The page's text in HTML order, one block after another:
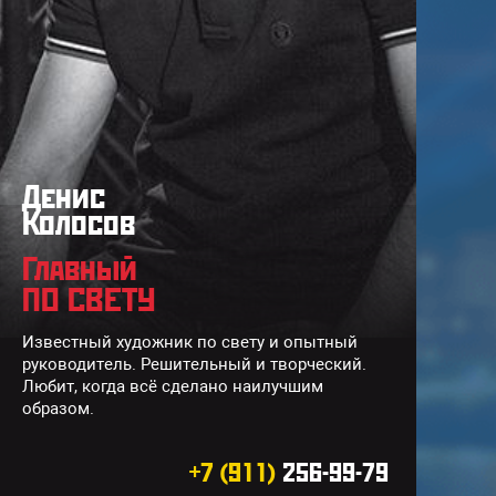
звука мощностью
комплект звука подходит для
,свадьбы, банкета,
(до 250-300 человек)
6 колонок JBL SRX700
4 Активные колонки RCF ART
Денис
Колосов
Главный
ПО СВЕТУ
Известный художник по свету и опытный
руководитель. Решительный и творческий.
Любит, когда всё сделано наилучшим
образом.
+7 (911) 256-99-79